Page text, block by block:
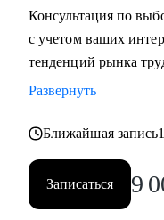
Постоянно повышаю
актуальным HR-
кейсами и аналитикой
Моя миссия — привести
приносит не только
Консультация по
с учетом ваших
тенденций рынка
Развернуть
Ближайшая запись
Записаться 9